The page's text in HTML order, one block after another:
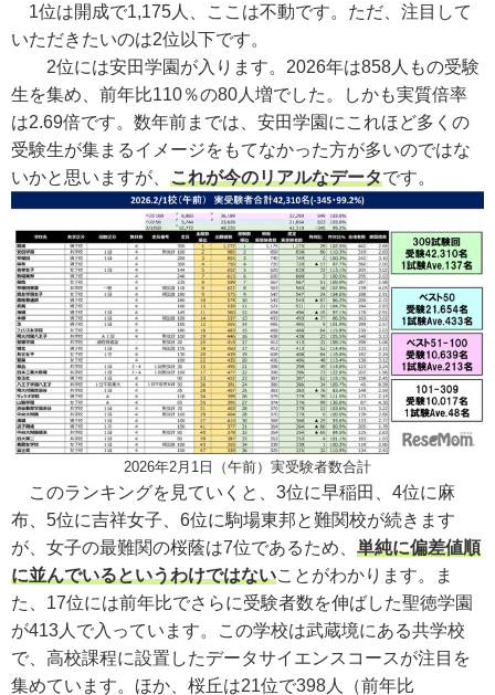
1位は開成で1,175人、ここは不動です。ただ、注目して
いただきたいのは2位以下です。
2位には安田学園が入ります。2026年は858人もの受験
生を集め、前年比110％の80人増でした。しかも実質倍率
は2.69倍です。数年前までは、安田学園にこれほど多くの
受験生が集まるイメージをもてなかった方が多いのではな
いかと思いますが、 これが今のリアルなデータです。
2026年2月1日（午前）実受験者数合計
このランキングを見ていくと、3位に早稲田、4位に麻
布、5位に吉祥女子、6位に駒場東邦と難関校が続きます
が、女子の最難関の桜蔭は7位であるため、 単純に偏差値順
に並んでいるというわけではないことがわかります。ま
た、17位には前年比でさらに受験者数を伸ばした聖徳学園
が413人で入っています。この学校は武蔵境にある共学校
で、高校課程に設置したデータサイエンスコースが注目を
集めています。ほか、桜丘は21位で398人（前年比